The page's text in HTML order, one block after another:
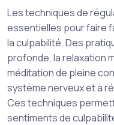
Les techniques de
essentielles pour faire
la culpabilité. Des
profonde, la relaxation
méditation de pleine
système nerveux et à
Ces techniques
sentiments de